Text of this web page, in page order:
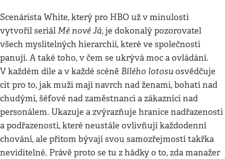
Scenárista White, který pro HBO už v minulosti
vytvořil seriálMé nové Já, je dokonalý pozorovatel
všech myslitelných hierarchií, které ve společnosti
panují. A také toho, v čem se ukrývá moc a ovládání.
V každém díle a v každé scéně Bílého lotosuosvědčuje
cit pro to, jak muži mají navrch nad ženami, bohatí nad
chudými, šéfové nad zaměstnanci a zákazníci nad
personálem. Ukazuje a zvýrazňuje hranice nadřazenosti
a podřazenosti, které neustále ovlivňují každodenní
chování, ale přitom bývají svou samozřejmostí takřka
neviditelné. Právě proto se tu z hádky o to, zda manažer